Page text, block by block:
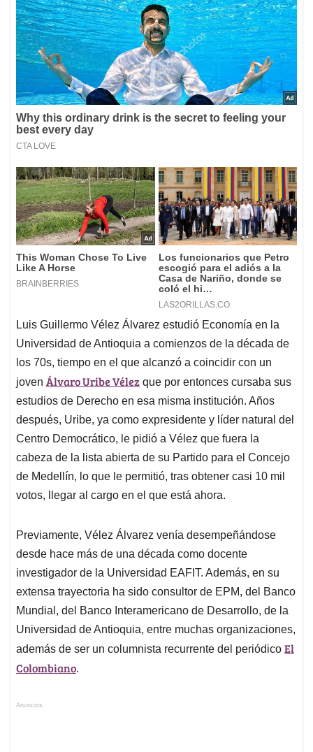
Luis Guillermo Vélez Álvarez estudió Economía en la
Universidad de Antioquia a comienzos de la década de
los 70s, tiempo en el que alcanzó a coincidir con un
joven Álvaro Uribe Vélez que por entonces cursaba sus
estudios de Derecho en esa misma institución. Años
después, Uribe, ya como expresidente y líder natural del
Centro Democrático, le pidió a Vélez que fuera la
cabeza de la lista abierta de su Partido para el Concejo
de Medellín, lo que le permitió, tras obtener casi 10 mil
votos, llegar al cargo en el que está ahora.
Previamente, Vélez Álvarez venía desempeñándose
desde hace más de una década como docente
investigador de la Universidad EAFIT. Además, en su
extensa trayectoria ha sido consultor de EPM, del Banco
Mundial, del Banco Interamericano de Desarrollo, de la
Universidad de Antioquia, entre muchas organizaciones,
además de ser un columnista recurrente del periódico El
Colombiano.
Anuncios.